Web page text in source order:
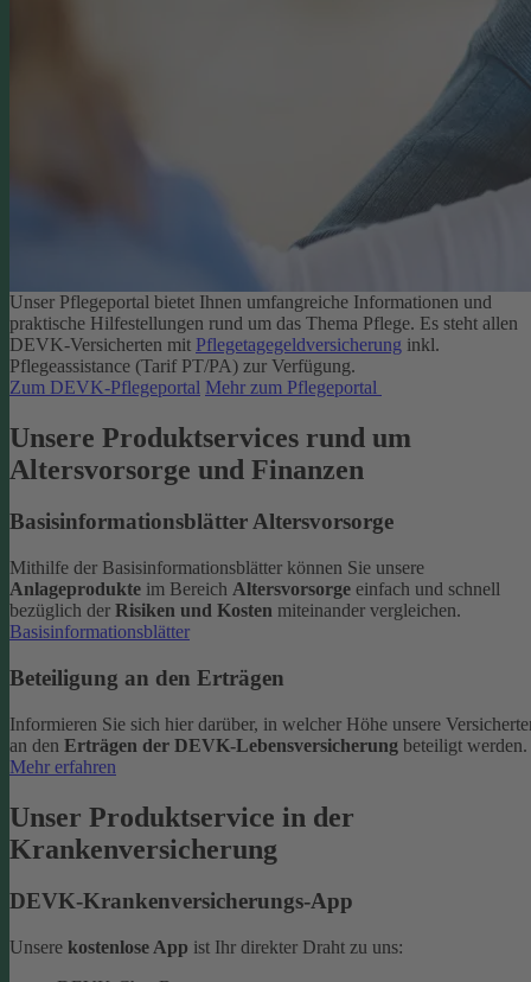
Unser Pflegeportal bietet Ihnen umfangreiche Informationen und
praktische Hilfestellungen rund um das Thema Pflege. Es steht allen
DEVK-Versicherten mit Pflegetagegeldversicherung inkl.
Pflegeassistance (Tarif PT/PA) zur Verfügung.
Zum DEVK-Pflegeportal Mehr zum Pflegeportal
Unsere Produktservices rund um
Altersvorsorge und Finanzen
Basisinformationsblätter Altersvorsorge
Mithilfe der Basisinformationsblätter können Sie unsere
Anlageprodukte im Bereich Altersvorsorge einfach und schnell
bezüglich der Risiken und Kosten miteinander vergleichen.
Basisinformationsblätter
Beteiligung an den Erträgen
Informieren Sie sich hier darüber, in welcher Höhe unsere
an den Erträgen der DEVK-Lebensversicherung beteiligt werden.
Mehr erfahren
Unser Produktservice in der
Krankenversicherung
DEVK-Krankenversicherungs-App
Unsere kostenlose App ist Ihr direkter Draht zu uns: